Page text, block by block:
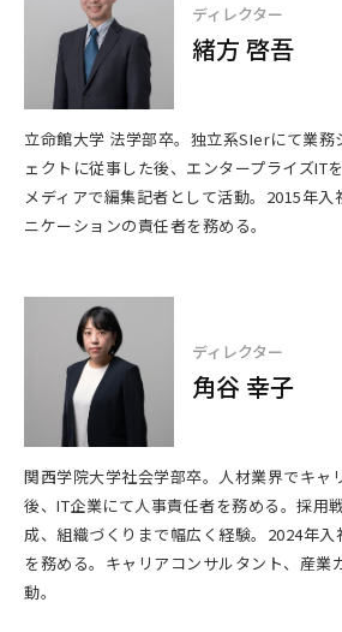
ディレクター
緒方 啓吾
立命館大学 法学部卒。独立系SIerにて業務
ェクトに従事した後、エンタープライズIT
メディアで編集記者として活動。2015年
ニケーションの責任者を務める。
ディレクター
角谷 幸子
関西学院大学社会学部卒。人材業界でキャ
後、IT企業にて人事責任者を務める。採用
成、組織づくりまで幅広く経験。2024年
を務める。キャリアコンサルタント、産業
動。